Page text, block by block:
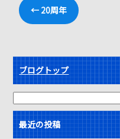
← 20周年
ブログトップ
最近の投稿